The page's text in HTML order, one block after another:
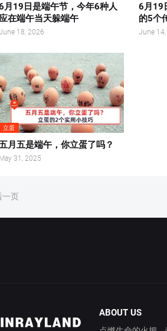
月19日是端午节，今年6种人
在端午当天躲端午
18, 2026
6月19
的5个
June
立蛋
月五是端午，你立蛋了吗？
May 31, 2025
一页
ABOUT US